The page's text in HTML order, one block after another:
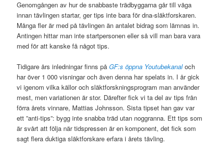
Genomgången av hur de snabbaste trädbyggarna går till väga
innan tävlingen startar, ger tips inte bara för dna-släktforskaren.
Många fler är med på tävlingen än antalet bidrag som lämnas in.
Antingen hittar man inte startpersonen eller så vill man bara vara
med för att kanske få något tips.
Tidigare års inledningar finns påGF:s öppna Youtubekanaloch
har över 1 000 visningar och även denna har spelats in. I år gick
vi igenom vilka källor och släktforskningsprogram man använder
mest, men variationen är stor. Därefter fick vi ta del av tips från
förra årets vinnare, Mattias Johnsson. Sista tipset han gav var
ett ”anti-tips”: bygg inte snabba träd utan noggranna. Ett tips som
är svårt att följa när tidspressen är en komponent, det fick som
sagt flera duktiga släktforskare erfara i årets tävling.